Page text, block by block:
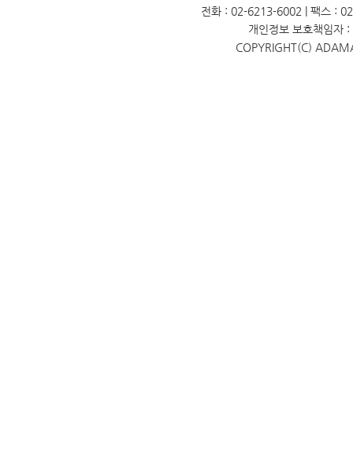
전화 : 02-6213-6002 | 팩스 :
개인정보 보호책임자
COPYRIGHT(C)